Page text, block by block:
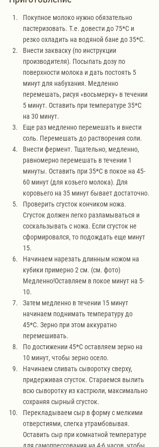
Покупное молоко нужно обязательно
пастеризовать. Т.е. довести до 75*С и
резко охладить на водяной бане до 35*С.
Внести закваску (по инструкции
производителя). Посыпать дозу по
поверхности молока и дать постоять 5
минут для набухания. Медленно
перемешать, рисуя «восьмерку» в течении
5 минут. Оставить при температуре 35*С
на 30 минут.
Еще раз медленно перемешать и внести
соль. Перемешать до растворения соли.
Внести фермент. Тщательно, медленно,
равномерно перемешать в течении 1
минуты. Оставить при 35*С в покое на 45-
60 минут (для козьего молока). Для
коровьего на 35 минут бывает достаточно.
Проверить сгусток кончиком ножа.
Сгусток должен легко разламываться и
соскальзывать с ножа. Если сгусток не
сформировался, то подождать еще минут
15.
Начинаем нарезать длинным ножом на
кубики примерно 2 см. (см. фото)
Медленно!Оставляем в покое минут на 5-
10.
Затем медленно в течении 15 минут
начинаем поднимать температуру до
45*С. Зерно при этом аккуратно
перемешивать.
По достижении 45*С оставляем зерно на
10 минут, чтобы зерно осело.
Начинаем сливать сыворотку сверху,
придерживая сгусток. Стараемся вылить
всю сыворотку из кастрюли, максимально
сохраняя сырный сгусток.
Перекладываем сыр в форму с мелкими
отверстиями, слегка утрамбовывая.
Оставить сыр при комнатной температуре